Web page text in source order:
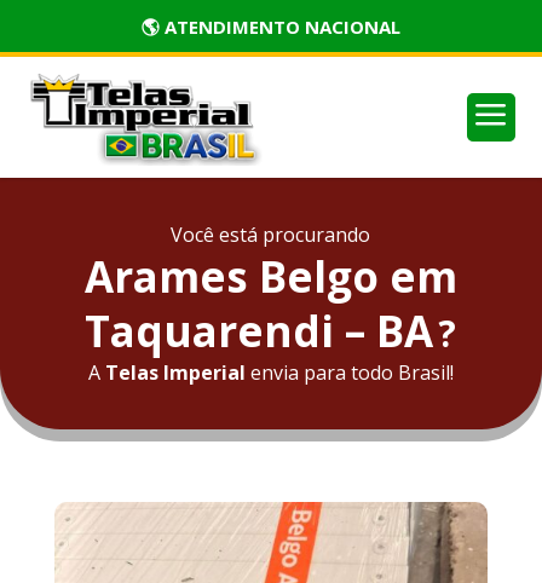
🏅 PRODUTOS CERTIFICADOS
a
Você está procurando
Arames Belgo em
Taquarendi – BA?
A Telas Imperial envia para todo Brasil!